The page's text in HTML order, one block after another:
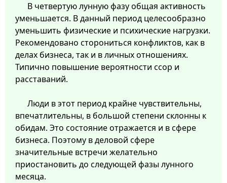
В четвертую лунную фазу общая активность
уменьшается. В данный период целесообразно
уменьшить физические и психические нагрузки.
Рекомендовано сторониться конфликтов, как в
делах бизнеса, так и в личных отношениях.
Типично повышение вероятности ссор и
расставаний.
Люди в этот период крайне чувствительны,
впечатлительны, в большой степени склонны к
обидам. Это состояние отражается и в сфере
бизнеса. Поэтому в деловой сфере
значительные встречи желательно
приостановить до следующей фазы лунного
месяца.